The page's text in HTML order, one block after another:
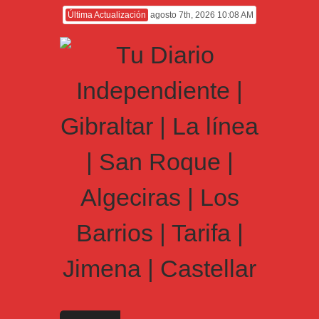
Última Actualización agosto 7th, 2026 10:08 AM